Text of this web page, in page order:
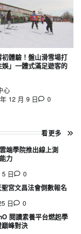
體驗！盤山滑雪場打
」一體式滿足遊客的
心
12 月 9 日
0
看更多
端學院推出線上測
力
日
0
宮文昌法會倒數報名
日
0
閱讀素養平台燃起學
峰對決